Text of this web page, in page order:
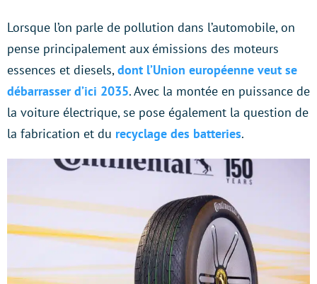
Lorsque l’on parle de pollution dans l’automobile, on
pense principalement aux émissions des moteurs
essences et diesels,dont l’Union européenne veut se
débarrasser d’ici 2035. Avec la montée en puissance de
la voiture électrique, se pose également la question de
la fabrication et du recyclage des batteries.